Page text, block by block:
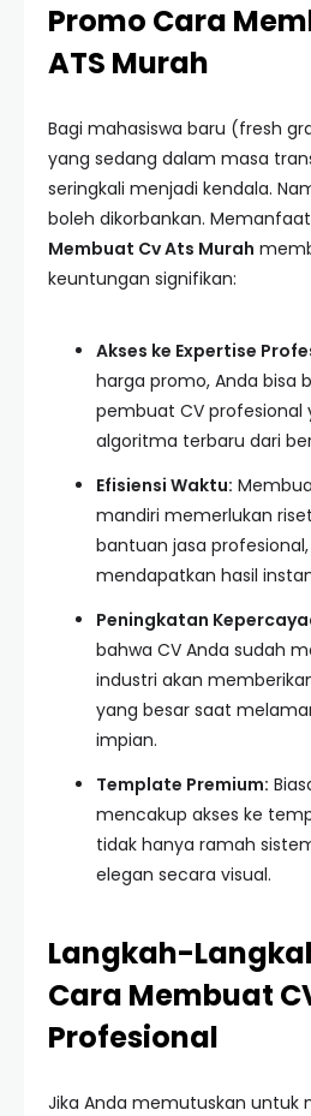
Promo Cara
ATS Murah
Bagi mahasiswa baru (fresh
yang sedang dalam masa
seringkali menjadi kendala.
boleh dikorbankan.
Membuat Cv Ats Murah
keuntungan signifikan:
Akses ke Expertise
harga promo, Anda bisa
pembuat CV
algoritma terbaru dari
Efisiensi Waktu:
mandiri memerlukan
bantuan jasa
mendapatkan hasil
Peningkatan
bahwa CV Anda sudah
industri akan
yang besar saat
impian.
Template Premium:
mencakup akses ke
tidak hanya ramah
elegan secara visual.
Langkah-
Cara Membuat
Profesional
Jika Anda memutuskan untuk